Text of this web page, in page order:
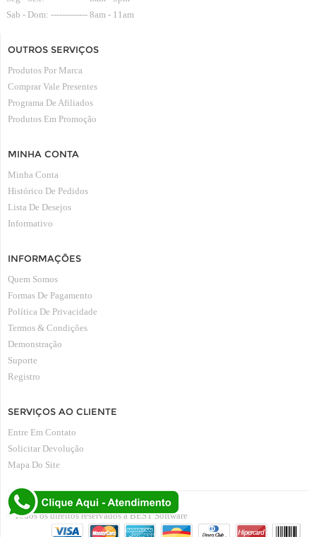
Sab - Dom: ------------- 8am - 11am
OUTROS SERVIÇOS
Produtos Por Marca
Comprar Vale Presentes
Programa De Afiliados
Produtos Em Promoção
MINHA CONTA
Minha Conta
Histórico De Pedidos
Lista De Desejos
Informativo
INFORMAÇÕES
Quem Somos
Formas De Pagamento
Política De Privacidade
Termos & Condições
Demonstração
Suporte
Registro
SERVIÇOS AO CLIENTE
Entre Em Contato
Solicitar Devolução
Mapa Do Site
Todos os direitos reservados à BEST Software